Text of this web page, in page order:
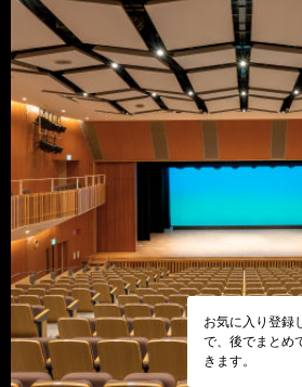
お気に入り登録
で、後でまとめ
きます。